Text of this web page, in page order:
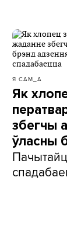
Я САМ_А
Як
збегчы
ўласны